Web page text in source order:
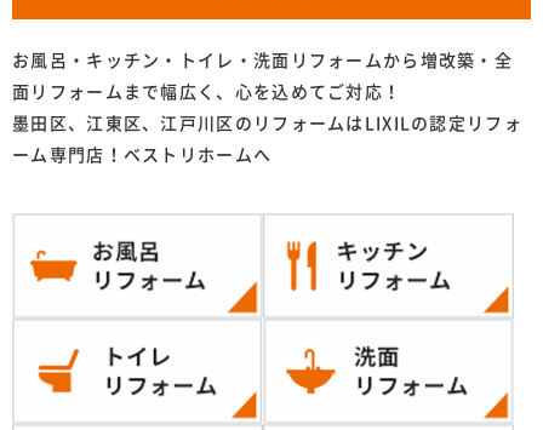
お風呂・キッチン・トイレ・洗面リフォームから増改築・全
面リフォームまで幅広く、心を込めてご対応！
墨田区、江東区、江戸川区のリフォームはLIXILの認定リフォ
ーム専門店！ベストリホームへ